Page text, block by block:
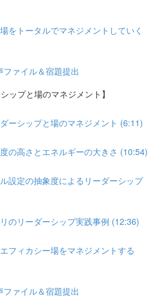
をトータルでマネジメントしていく
ァイル＆宿題提出
プと場のマネジメント】
ーシップと場のマネジメント (6:11)
の高さとエネルギーの大きさ (10:54)
設定の抽象度によるリーダーシップ
のリーダーシップ実践事例 (12:36)
フィカシー場をマネジメントする
ァイル＆宿題提出